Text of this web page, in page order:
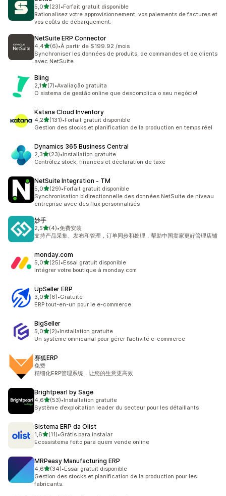
5,0étoile(s) sur 5
(23)
23 avis au total
•Forfait gratuit disponible
Rationalisez votre approvisionnement, vos paiements de factures et
vos coûts de débarquement.
NetSuite ERP Connector
4,4étoile(s) sur 5
(6)
6 avis au total
•À partir de $199.92 /mois
Synchroniser les données de produits, de commandes et de clients
avec NetSuite
Bling
2,1étoile(s) sur 5
(7)
7 avis au total
•Avaliação gratuita
O sistema de gestão online que descomplica o seu negócio!
Katana Cloud Inventory
4,2étoile(s) sur 5
(131)
131 avis au total
•Forfait gratuit disponible
Gestion des stocks et planification de la production en temps réel
Dynamics 365 Business Central
2,3étoile(s) sur 5
(23)
23 avis au total
•Installation gratuite
Contrôlez stock, finances et déclaration de taxe
NetSuite Integration ‑ TM
5,0étoile(s) sur 5
(29)
29 avis au total
•Forfait gratuit disponible
Synchronisation bidirectionnelle des données NetSuite de niveau
entreprise avec des flux personnalisés
妙手
2,5étoile(s) sur 5
(4)
4 avis au total
•免费安装
支持产品采集、发布和管理，订单同步和处理，帮助中国卖家更好管理店铺
monday.com
5,0étoile(s) sur 5
(25)
25 avis au total
•Essai gratuit disponible
Intégrer votre boutique à monday.com
UpSeller ERP
3,0étoile(s) sur 5
(6)
6 avis au total
•Gratuite
ERP tout-en-un pour le e-commerce
BigSeller
5,0étoile(s) sur 5
(2)
2 avis au total
•Installation gratuite
Un système omnicanal pour gérer l’activité e-commerce
赛狐ERP
免费
精细化ERP管理系统，让您的生意更高效
Brightpearl by Sage
4,6étoile(s) sur 5
(53)
53 avis au total
•Installation gratuite
Système d’exploitation leader du secteur pour les détaillants
Sistema ERP da Olist
1,6étoile(s) sur 5
(11)
11 avis au total
•Grátis para instalar
Ecossistema feito para quem vende online
MRPeasy Manufacturing ERP
4,6étoile(s) sur 5
(34)
34 avis au total
•Essai gratuit disponible
Gestion des stocks et planification de la production pour les
fabricants.